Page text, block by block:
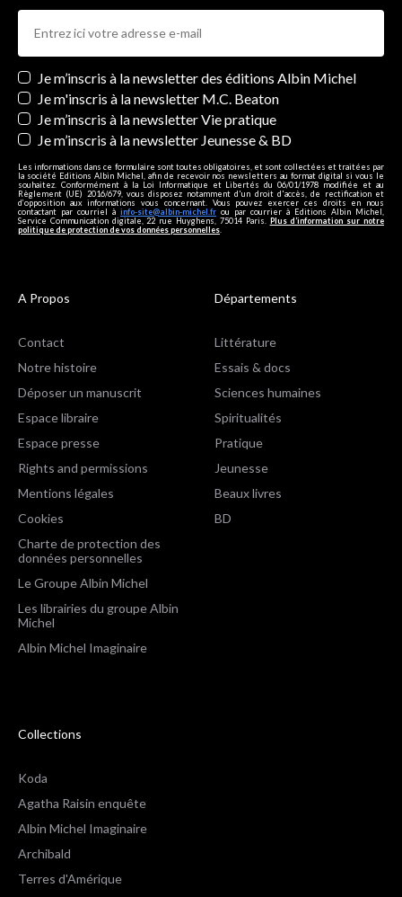
Newsletters
Je m’inscris à la newsletter des éditions Albin Michel
Je m'inscris à la newsletter M.C. Beaton
Je m’inscris à la newsletter Vie pratique
Je m’inscris à la newsletter Jeunesse & BD
Les informations dans ce formulaire sont toutes obligatoires, et sont collectées et traitées par
la société Editions Albin Michel, afin de recevoir nos newsletters au format digital si vous le
souhaitez. Conformément à la Loi Informatique et Libertés du 06/01/1978 modifiée et au
Règlement (UE) 2016/679, vous disposez notamment d'un droit d'accès, de rectification et
d’opposition aux informations vous concernant. Vous pouvez exercer ces droits en nous
contactant par courriel à info-site@albin-michel.fr ou par courrier à Editions Albin Michel,
Service Communication digitale, 22 rue Huyghens, 75014 Paris. Plus d’information sur notre
politique de protection de vos données personnelles
A Propos
Contact
Notre histoire
Déposer un manuscrit
Espace libraire
Espace presse
Rights and permissions
Mentions légales
Cookies
Charte de protection des
données personnelles
Le Groupe Albin Michel
Les librairies du groupe Albin
Michel
Albin Michel Imaginaire
Départements
Littérature
Essais & docs
Sciences humaines
Spiritualités
Pratique
Jeunesse
Beaux livres
BD
Collections
Koda
Agatha Raisin enquête
Albin Michel Imaginaire
Archibald
Terres d'Amérique